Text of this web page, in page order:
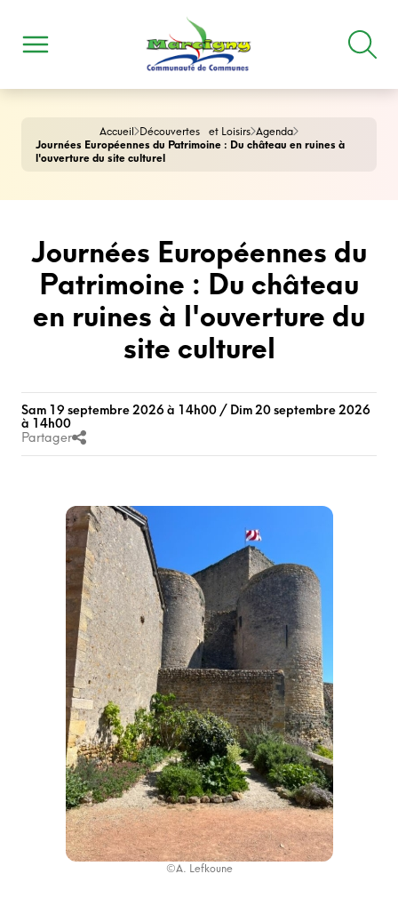
Accueil Découvertes et Loisirs Agenda
Journées Européennes du Patrimoine : Du château en ruines à
l'ouverture du site culturel
Journées Européennes du
Patrimoine : Du château
en ruines à l'ouverture du
site culturel
Sam 19 septembre 2026 à 14h00 / Dim 20 septembre 2026
à 14h00
Partager
©A. Lefkoune